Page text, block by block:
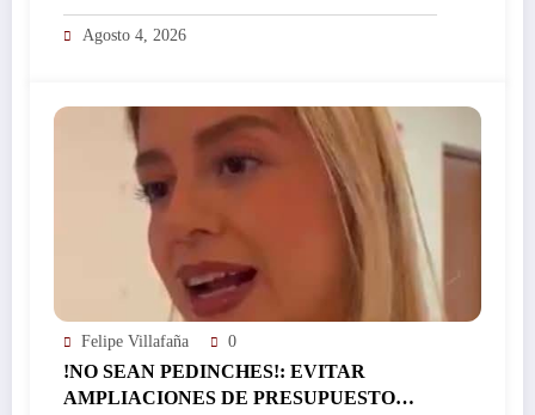
EN MORELOS, DICE ALTAFI…
Agosto 4, 2026
Felipe Villafaña 0
!NO SEAN PEDINCHES!: EVITAR
AMPLIACIONES DE PRESUPUESTO